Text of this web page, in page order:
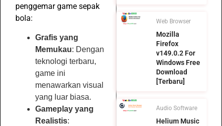
penggemar game sepak
bola:
Grafis yang
Memukau: Dengan
teknologi terbaru,
game ini
menawarkan visual
yang luar biasa.
Gameplay yang
Realistis:
Web Browser
Mozilla
Firefox
v149.0.2 For
Windows Free
Download
[Terbaru]
Audio Software
Helium Music